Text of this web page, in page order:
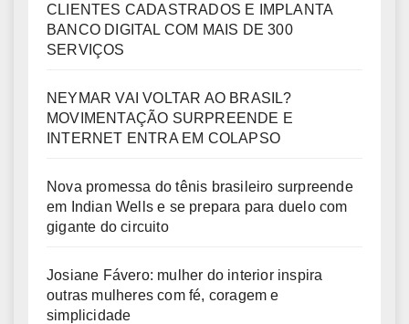
CLIENTES CADASTRADOS E IMPLANTA
BANCO DIGITAL COM MAIS DE 300
SERVIÇOS
NEYMAR VAI VOLTAR AO BRASIL?
MOVIMENTAÇÃO SURPREENDE E
INTERNET ENTRA EM COLAPSO
Nova promessa do tênis brasileiro surpreende
em Indian Wells e se prepara para duelo com
gigante do circuito
Josiane Fávero: mulher do interior inspira
outras mulheres com fé, coragem e
simplicidade